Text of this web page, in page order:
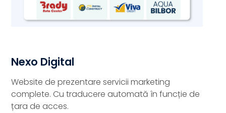
Nexo Digital
Website de prezentare servicii marketing
complete. Cu traducere automată în funcție de
țara de acces.